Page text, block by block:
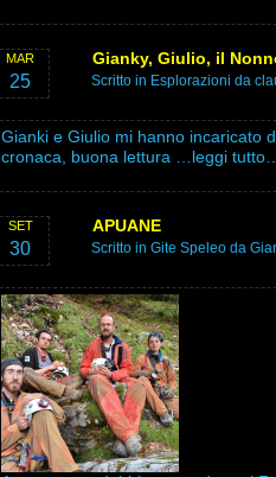
MAR
25
Gianky, Giulio, il
Scritto in Esplorazioni da
Gianki e Giulio mi hanno incaricato
cronaca, buona lettura …leggi
SET
30
APUANE
Scritto in Gite Speleo da